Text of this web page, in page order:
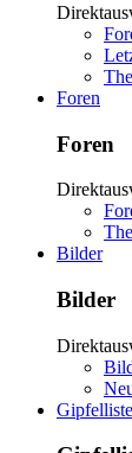
Foren
Foren
Bilder
Bilder
Gipfelliste